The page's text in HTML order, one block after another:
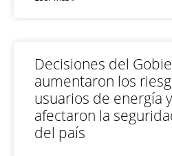
Decisiones del
aumentaron los
usuarios de energía
afectaron la
del país